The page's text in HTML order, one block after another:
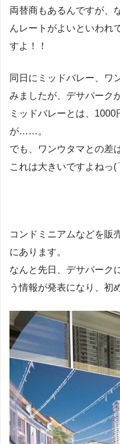
両替商もあるんですが、
んレートがよいといわれ
すよ！！
同日にミッドバレー、ワ
みましたが、デサパーク
ミッドバレーとは、
が……。
でも、ワンウタマとの差
これは大きいですよね
コンドミニアムなどを販
にあります。
なんと先日、デサパーク
う情報が発表になり、初